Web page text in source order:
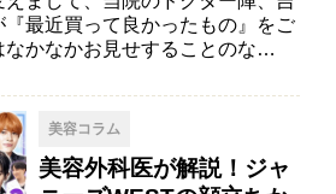
最近買って良かったもの』をご
なかなかお見せすることのな…
美容コラム
美容外科医が解説！ジャ